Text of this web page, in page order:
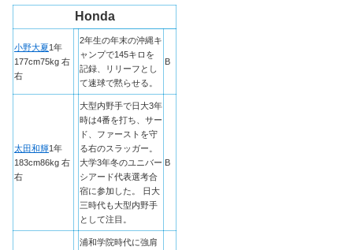
Honda
小野大夏1年
177cm75kg 右
右
2年生の年末の沖縄キ
ャンプで145キロを
記録、リリーフとし
て速球で黙らせる。
B
太田和輝1年
183cm86kg 右
右
大型内野手で日大3年
時は4番を打ち、サー
ド、ファーストを守
る右のスラッガー。
大学3年冬のユニバー
シアード代表選考合
宿に参加した。 日大
三時代も大型内野手
として注目。
B
浦和学院時代に強肩